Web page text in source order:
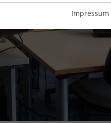
Impressum